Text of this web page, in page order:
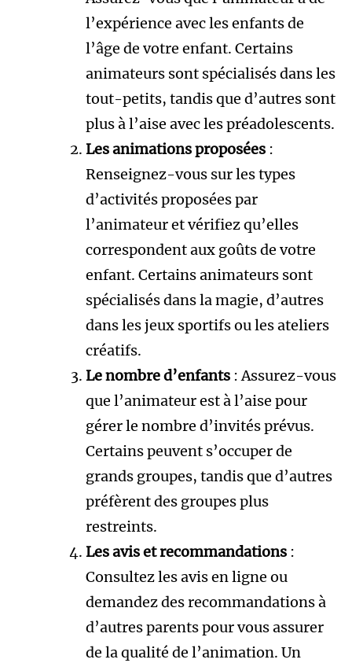
l’expérience avec les enfants de
l’âge de votre enfant. Certains
animateurs sont spécialisés dans les
tout-petits, tandis que d’autres sont
plus à l’aise avec les préadolescents.
Les animations proposées :
Renseignez-vous sur les types
d’activités proposées par
l’animateur et vérifiez qu’elles
correspondent aux goûts de votre
enfant. Certains animateurs sont
spécialisés dans la magie, d’autres
dans les jeux sportifs ou les ateliers
créatifs.
Le nombre d’enfants : Assurez-vous
que l’animateur est à l’aise pour
gérer le nombre d’invités prévus.
Certains peuvent s’occuper de
grands groupes, tandis que d’autres
préfèrent des groupes plus
restreints.
Les avis et recommandations :
Consultez les avis en ligne ou
demandez des recommandations à
d’autres parents pour vous assurer
de la qualité de l’animation. Un